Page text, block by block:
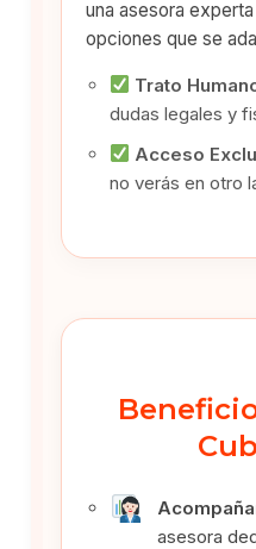
una asesora
opciones que se
Trato
dudas legales y
Acceso
no verás en otro
asesora